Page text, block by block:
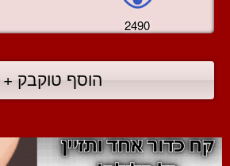
2490
הוסף טוקבק +